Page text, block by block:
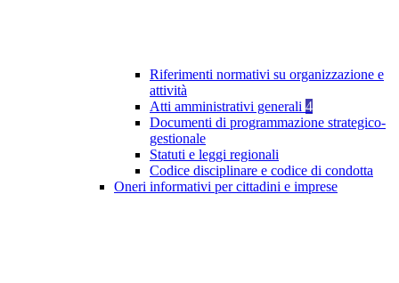
Riferimenti normativi su organizzazione e
attività
Atti amministrativi generali 4
Documenti di programmazione strategico-
gestionale
Statuti e leggi regionali
Codice disciplinare e codice di condotta
Oneri informativi per cittadini e imprese